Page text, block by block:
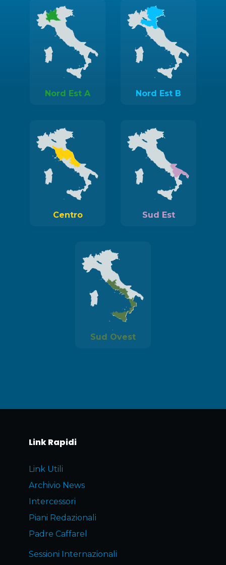
Nord Est A Nord Est B
Centro Sud Est
Sud Ovest
Link Rapidi
Link Utili
Archivio News
Intercessori
Piani Redazionali
Padre Caffarel
Sessioni Internazionali